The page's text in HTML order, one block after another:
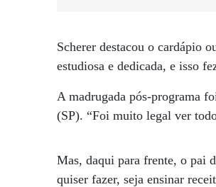
Scherer destacou o cardápio
estudiosa e dedicada, e isso
A madrugada pós-programa
(SP). “Foi muito legal ver
Mas, daqui para frente, o pai
quiser fazer, seja ensinar